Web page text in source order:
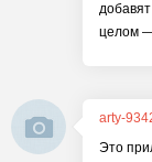
целом —
arty-
Это